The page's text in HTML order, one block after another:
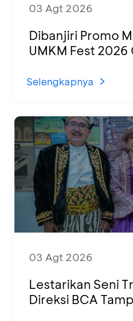
03 Agt 2026
Dibanjiri Promo
UMKM Fest
Selengkapnya
03 Agt 2026
Lestarikan Seni
Direksi BCA